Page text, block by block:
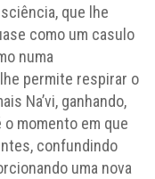
que lhe
como um casulo
numa
permite respirar o
Na’vi, ganhando,
momento em que
confundindo
uma nova